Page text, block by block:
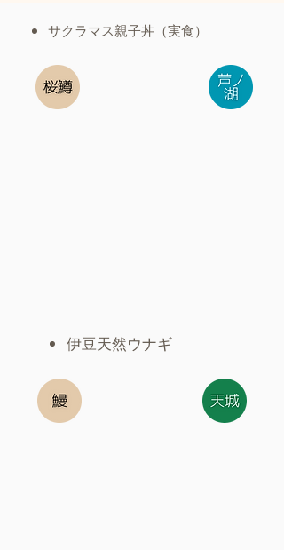
サクラマス親子丼（実食）
伊豆天然ウナギ